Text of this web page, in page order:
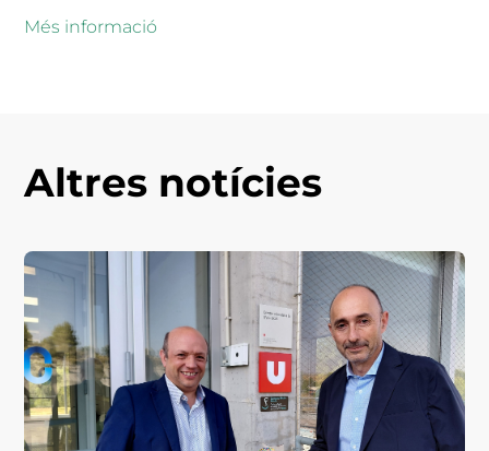
Més informació
Altres notícies